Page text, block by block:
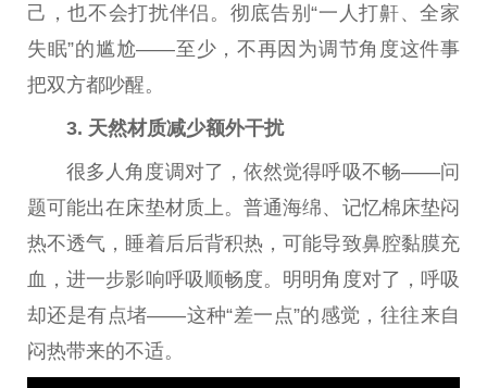
己，也不会打扰伴侣。彻底告别“一人打鼾、全家
失眠”的尴尬——至少，不再因为调节角度这件事
把双方都吵醒。
3. 天然材质减少额外干扰
很多人角度调对了，依然觉得呼吸不畅——问
题可能出在床垫材质上。普通海绵、记忆棉床垫闷
热不透气，睡着后后背积热，可能导致鼻腔黏膜充
血，进一步影响呼吸顺畅度。明明角度对了，呼吸
却还是有点堵——这种“差一点”的感觉，往往来自
闷热带来的不适。